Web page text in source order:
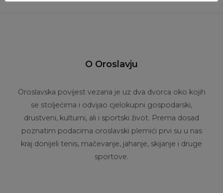
O Oroslavju
Oroslavska povijest vezana je uz dva dvorca oko kojih
se stoljećima i odvijao cjelokupni gospodarski,
drustveni, kulturni, ali i sportski život. Prema dosad
poznatim podacima oroslavski plemići prvi su u nas
kraj donijeli tenis, mačevanje, jahanje, skijanje i druge
sportove.